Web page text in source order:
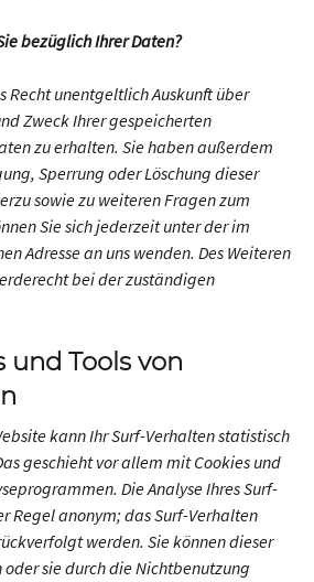
bezüglich Ihrer Daten?
Recht unentgeltlich Auskunft über
Zweck Ihrer gespeicherten
zu erhalten. Sie haben außerdem
Sperrung oder Löschung dieser
sowie zu weiteren Fragen zum
Sie sich jederzeit unter der im
Adresse an uns wenden. Des Weiteren
bei der zuständigen
und Tools von
kann Ihr Surf-Verhalten statistisch
geschieht vor allem mit Cookies und
Die Analyse Ihres Surf-
Regel anonym; das Surf-Verhalten
werden. Sie können dieser
sie durch die Nichtbenutzung